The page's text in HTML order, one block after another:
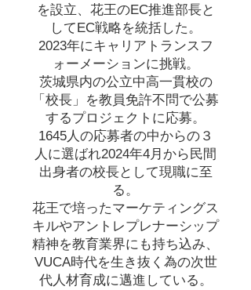
を設立、花王のEC推進部長と
してEC戦略を統括した。
2023年にキャリアトランスフ
ォーメーションに挑戦。
茨城県内の公立中高一貫校の
「校長」を教員免許不問で公募
するプロジェクトに応募。
1645人の応募者の中からの３
人に選ばれ2024年4月から民間
出身者の校長として現職に至
る。
花王で培ったマーケティングス
キルやアントレプレナーシップ
精神を教育業界にも持ち込み、
VUCA時代を生き抜く為の次世
代人材育成に邁進している。